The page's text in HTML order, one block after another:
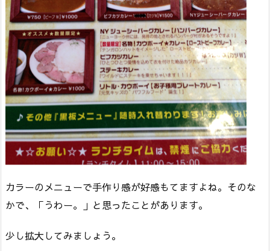
カラーのメニューで手作り感が好感もてますよね。そのな
かで、「うわー。」と思ったことがあります。
少し拡大してみましょう。